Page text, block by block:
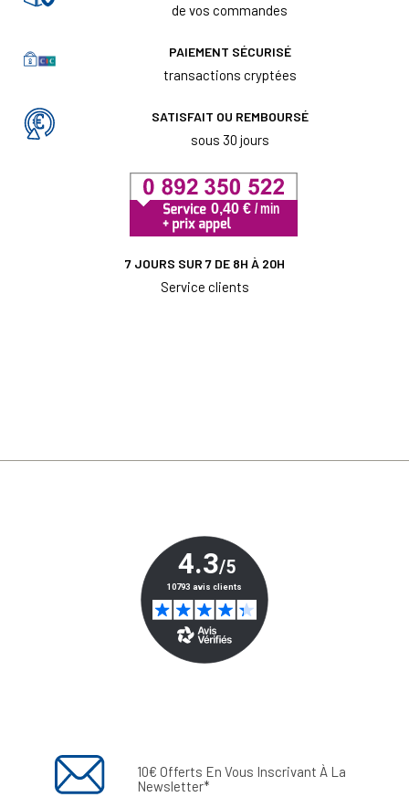
de vos commandes
PAIEMENT SÉCURISÉ
transactions cryptées
SATISFAIT OU REMBOURSÉ
sous 30 jours
7 JOURS SUR 7 DE 8H À 20H
Service clients
10€ Offerts En Vous Inscrivant À La
Newsletter*